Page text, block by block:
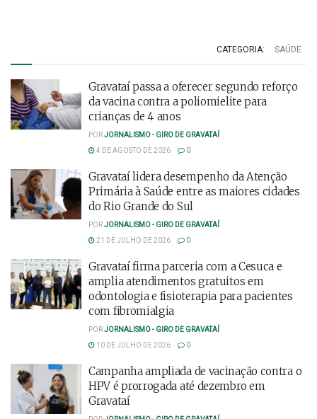
CATEGORIA: SAÚDE
Gravataí passa a oferecer segundo reforço
da vacina contra a poliomielite para
crianças de 4 anos
PORJORNALISMO - GIRO DE GRAVATAÍ
4 DE AGOSTO DE 2026
0
Gravataí lidera desempenho da Atenção
Primária à Saúde entre as maiores cidades
do Rio Grande do Sul
PORJORNALISMO - GIRO DE GRAVATAÍ
21 DE JULHO DE 2026
0
Gravataí firma parceria com a Cesuca e
amplia atendimentos gratuitos em
odontologia e fisioterapia para pacientes
com fibromialgia
PORJORNALISMO - GIRO DE GRAVATAÍ
10 DE JULHO DE 2026
0
Campanha ampliada de vacinação contra o
HPV é prorrogada até dezembro em
Gravataí